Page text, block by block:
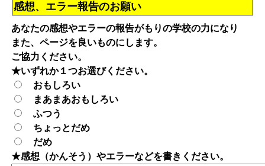
感想、エラー報告のお願い
あなたの感想やエラーの報告がもりの学校の力になり
また、ページを良いものにします。
ご協力ください。
★いずれか１つお選びください。
おもしろい
まあまあおもしろい
ふつう
ちょっとだめ
だめ
★感想（かんそう）やエラーなどを書きください。